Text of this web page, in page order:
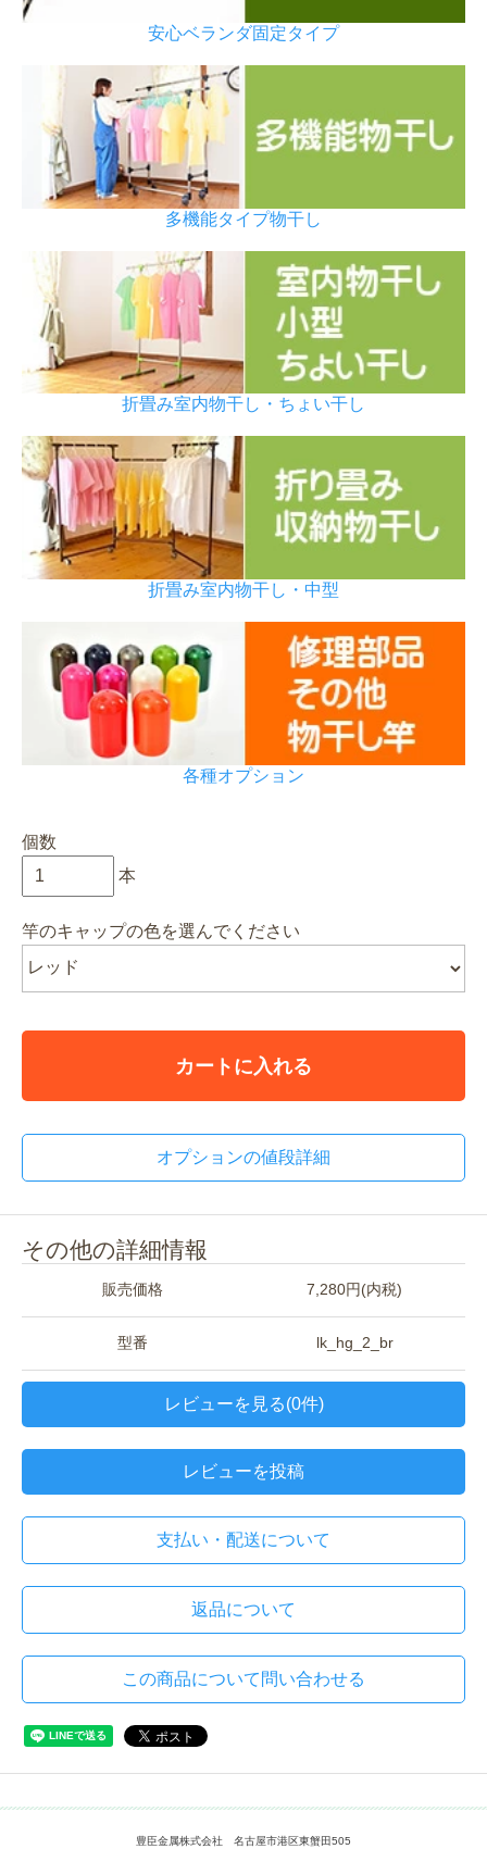
安心ベランダ固定タイプ
多機能タイプ物干し
折畳み室内物干し・ちょい干し
折畳み室内物干し・中型
各種オプション
個数
本
竿のキャップの色を選んでください
カートに入れる
オプションの値段詳細
その他の詳細情報
販売価格 7,280円(内税)
型番 lk_hg_2_br
レビューを見る(0件)
レビューを投稿
支払い・配送について
返品について
この商品について問い合わせる
豊臣金属株式会社 名古屋市港区東蟹田505